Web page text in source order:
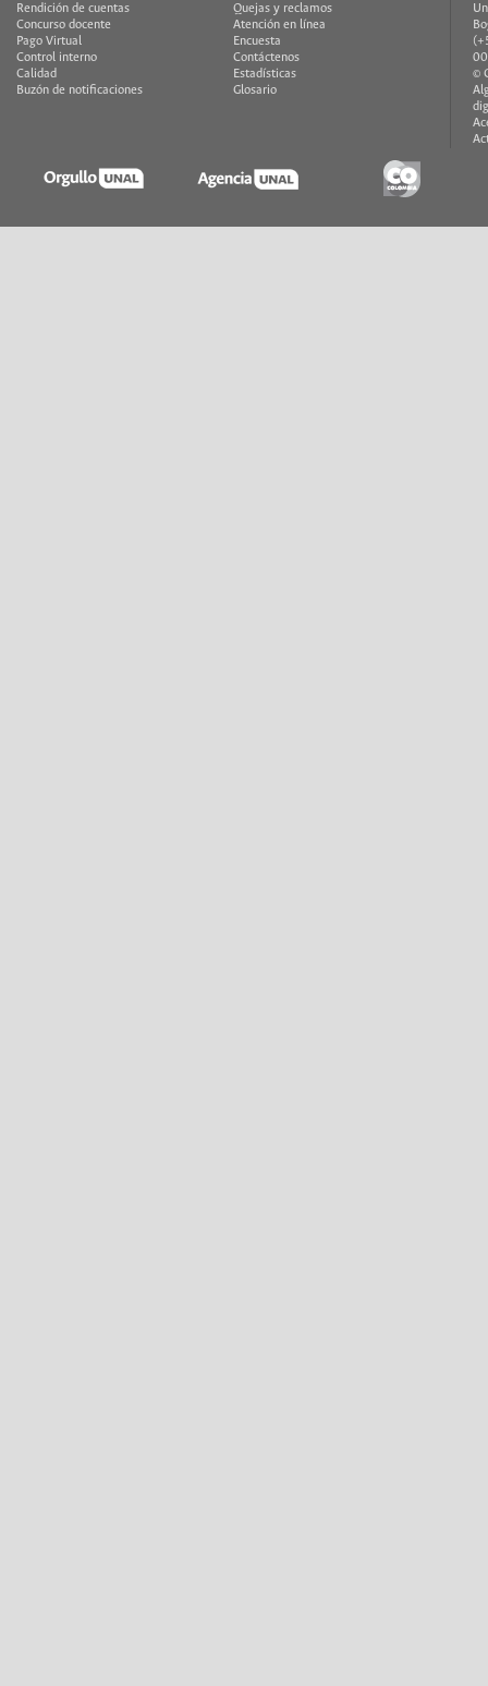
Rendición de cuentas
Concurso docente
Pago Virtual
Control interno
Calidad
Buzón de notificaciones
Quejas y reclamos
Atención en línea
Encuesta
Contáctenos
Estadísticas
Glosario
©